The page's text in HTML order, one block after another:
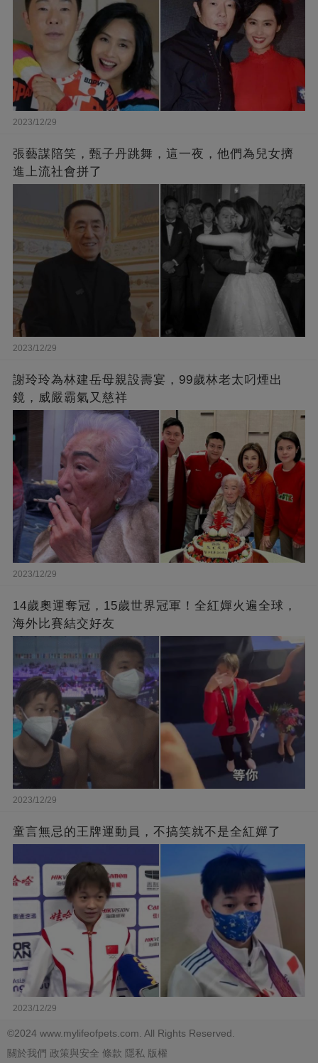
2023/12/29
張藝謀陪笑，甄子丹跳舞，這一夜，他們為兒女擠
進上流社會拼了
2023/12/29
謝玲玲為林建岳母親設壽宴，99歲林老太叼煙出
鏡，威嚴霸氣又慈祥
2023/12/29
14歲奧運奪冠，15歲世界冠軍！全紅嬋火遍全球，
海外比賽結交好友
2023/12/29
童言無忌的王牌運動員，不搞笑就不是全紅嬋了
2023/12/29
©2024 www.mylifeofpets.com. All Rights Reserved.
關於我們 政策與安全 條款 隱私 版權